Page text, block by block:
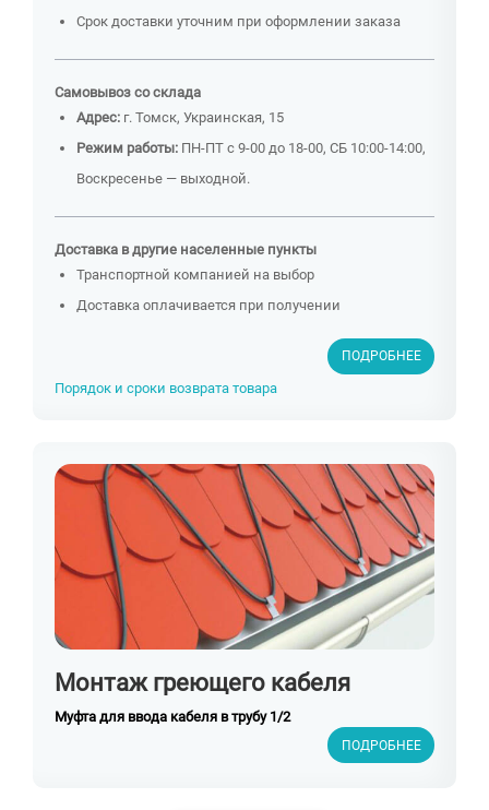
Срок доставки уточним при оформлении заказа
Самовывоз со склада
Адрес: г. Томск, Украинская, 15
Режим работы: ПН-ПТ с 9-00 до 18-00, СБ 10:00-14:00,
Воскресенье — выходной.
Доставка в другие населенные пункты
Транспортной компанией на выбор
Доставка оплачивается при получении
ПОДРОБНЕЕ
Порядок и сроки возврата товара
Монтаж греющего кабеля
Муфта для ввода кабеля в трубу 1/2
ПОДРОБНЕЕ